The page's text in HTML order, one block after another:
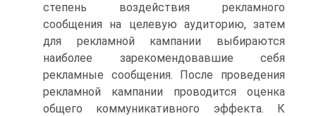
степень воздействия рекламного
сообщения на целевую аудиторию, затем
для рекламной кампании выбираются
наиболее зарекомендовавшие себя
рекламные сообщения. После проведения
рекламной кампании проводится оценка
общего коммуникативного эффекта. К